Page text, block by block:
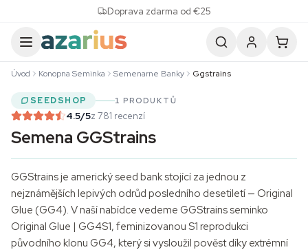
Doprava zdarma od €25
Úvod Konopna Seminka Semenarne Banky Ggstrains
SEEDSHOP 1 PRODUKTŮ
4.5/5z 781 recenzí
Semena GGStrains
GGStrains je americký seed bank stojící za jednou z
nejznámějších lepivých odrůd posledního desetiletí — Original
Glue (GG4). V naší nabídce vedeme GGStrains seminko
Original Glue | GG4S1, feminizovanou S1 reprodukci
původního klonu GG4, který si vysloužil pověst díky extrémní